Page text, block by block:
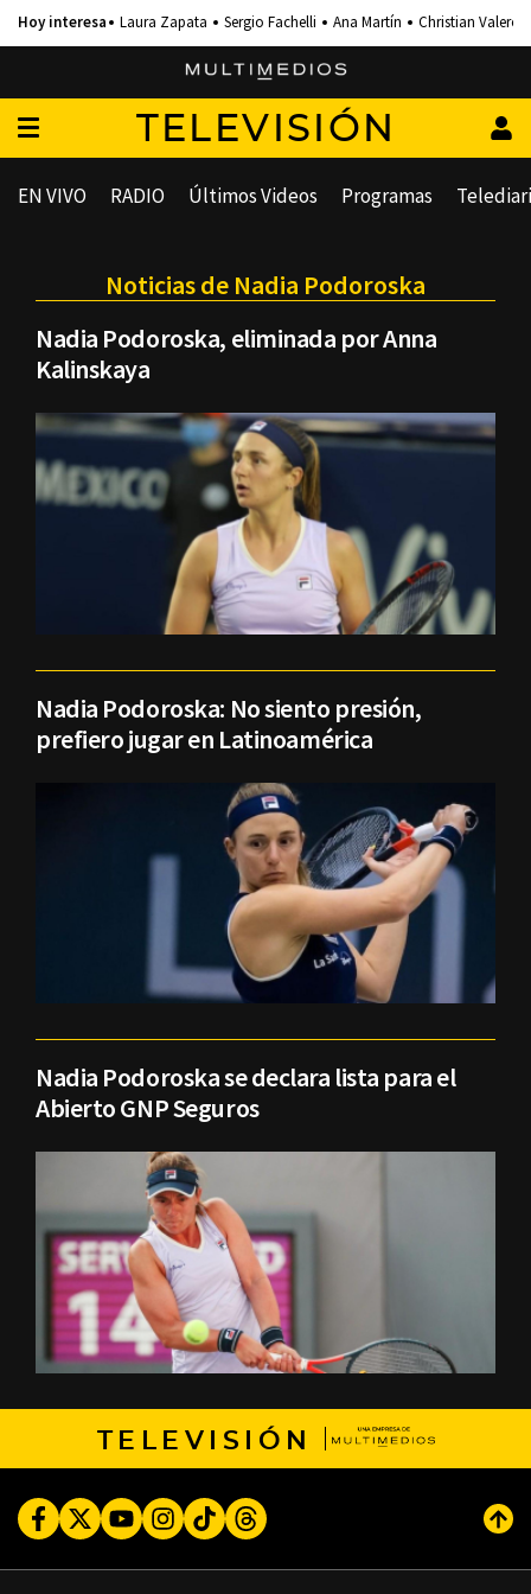
Laura Zapata Sergio Fachelli Ana Martín Christian Valero
TELEVISIÓN
EN VIVO RADIO Últimos Videos Programas
Noticias de Nadia Podoroska
Nadia Podoroska, eliminada por Anna
Kalinskaya
Nadia Podoroska: No siento presión,
prefiero jugar en Latinoamérica
Nadia Podoroska se declara lista para el
Abierto GNP Seguros
TELEVISIÓN
FacebookTwitterYoutubeInstagram
TikTokThreads